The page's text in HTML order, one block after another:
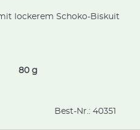
lockerem Schoko-Biskuit
80 g
Best-Nr.: 40351